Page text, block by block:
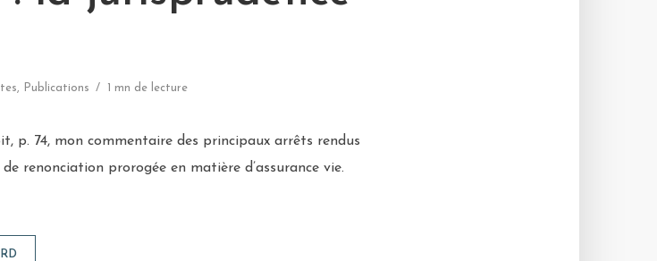
, Publications 1 mn de lecture
p. 74, mon commentaire des principaux arrêts rendus
renonciation prorogée en matière d’assurance vie.